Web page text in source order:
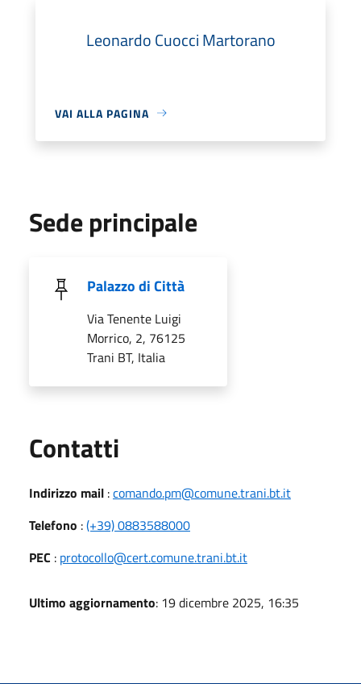
Leonardo Cuocci Martorano
VAI ALLA PAGINA
Sede principale
Palazzo di Città
Via Tenente Luigi
Morrico, 2, 76125
Trani BT, Italia
Contatti
Indirizzo mail :comando.pm@comune.trani.bt.it
Telefono :(+39) 0883588000
PEC : protocollo@cert.comune.trani.bt.it
Ultimo aggiornamento: 19 dicembre 2025, 16:35